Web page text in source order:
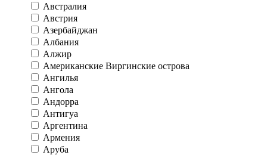
Австралия
Австрия
Азербайджан
Албания
Алжир
Американские Виргинские острова
Ангилья
Ангола
Андорра
Антигуа
Аргентина
Армения
Аруба